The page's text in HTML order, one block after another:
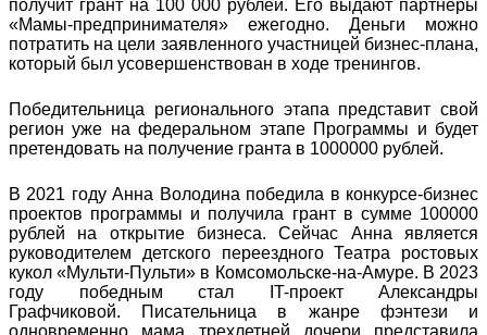
получит грант на 100 000 рублей. Его выдают партнеры
«Мамы-предпринимателя» ежегодно. Деньги можно
потратить на цели заявленного участницей бизнес-плана,
который был усовершенствован в ходе тренингов.
Победительница регионального этапа представит свой
регион уже на федеральном этапе Программы и будет
претендовать на получение гранта в 1000000 рублей.
В 2021 году Анна Володина победила в конкурсе-бизнес
проектов программы и получила грант в сумме 100000
рублей на открытие бизнеса. Сейчас Анна является
руководителем детского переездного Театра ростовых
кукол «Мульти-Пульти» в Комсомольске-на-Амуре. В 2023
году победным стал IT-проект Александры
Графчиковой. Писательница в жанре фэнтези и
одновременно мама трехлетней дочери представила